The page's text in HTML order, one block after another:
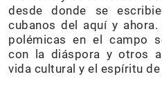
desde donde se
cubanos del aquí y
polémicas en el campo
con la diáspora y otros
vida cultural y el espíritu de